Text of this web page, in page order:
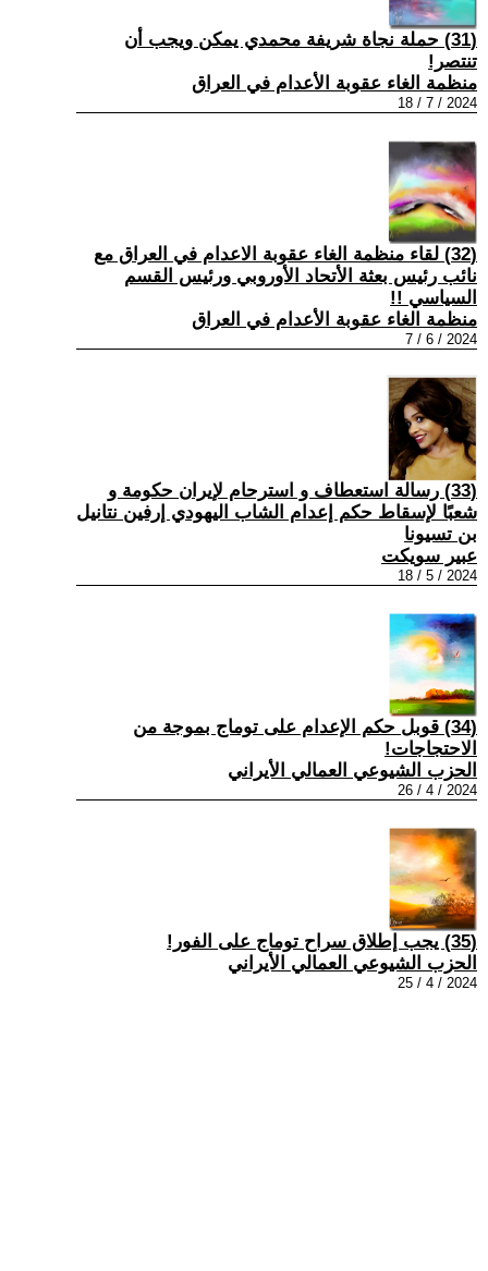
(31) حملة نجاة شريفة محمدي يمكن ويجب أن
تنتصر!
منظمة الغاء عقوبة الأعدام في العراق
2024 / 7 / 18
(32) لقاء منظمة الغاء عقوبة الاعدام في العراق مع
نائب رئيس بعثة الأتحاد الأوروبي ورئيس القسم
السياسي !!
منظمة الغاء عقوبة الأعدام في العراق
2024 / 6 / 7
(33) رسالة استعطاف و استرحام لإيران حكومة و
شعبًا لإسقاط حكم إعدام الشاب اليهودي إرفين نتانيل
بن تسيونا
عبير سويكت
2024 / 5 / 18
(34) قوبل حكم الإعدام على توماج بموجة من
الاحتجاجات!
الحزب الشيوعي العمالي الأيراني
2024 / 4 / 26
(35) يجب إطلاق سراح توماج على الفور!
الحزب الشيوعي العمالي الأيراني
2024 / 4 / 25